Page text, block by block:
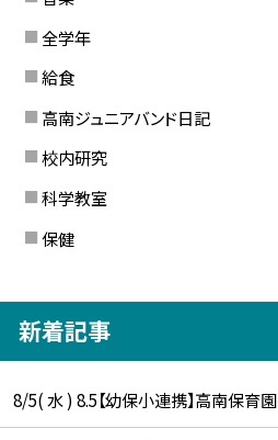
全学年
給食
高南ジュニアバンド日記
校内研究
科学教室
保健
新着記事
8/5( 水 ) 8.5【幼保小連携】高南保育園